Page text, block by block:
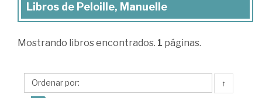
Libros
Peloille,
Libros de Peloille, Manuelle
Mostrando libros encontrados. 1 páginas.
↑